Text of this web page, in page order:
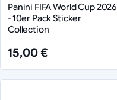
Panini FIFA World Cup 2026
- 10er Pack Sticker
Collection
15,00 €